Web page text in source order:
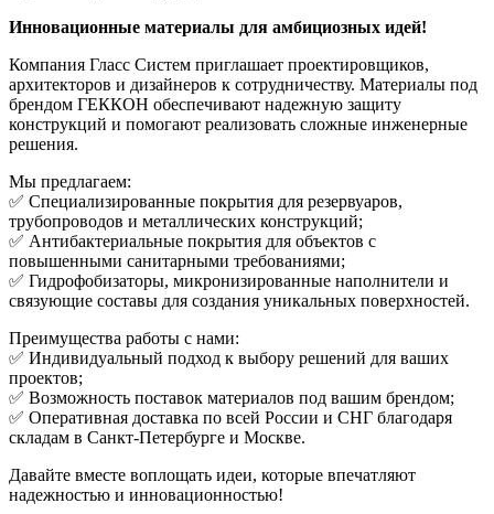
Инновационные материалы для амбициозных идей!
Компания Гласс Систем приглашает проектировщиков,
архитекторов и дизайнеров к сотрудничеству. Материалы под
брендом ГЕККОН обеспечивают надежную защиту
конструкций и помогают реализовать сложные инженерные
решения.
Мы предлагаем:
✅ Специализированные покрытия для резервуаров,
трубопроводов и металлических конструкций;
✅ Антибактериальные покрытия для объектов с
повышенными санитарными требованиями;
✅ Гидрофобизаторы, микронизированные наполнители и
связующие составы для создания уникальных поверхностей.
Преимущества работы с нами:
✅ Индивидуальный подход к выбору решений для ваших
проектов;
✅ Возможность поставок материалов под вашим брендом;
✅ Оперативная доставка по всей России и СНГ благодаря
складам в Санкт-Петербурге и Москве.
Давайте вместе воплощать идеи, которые впечатляют
надежностью и инновационностью!